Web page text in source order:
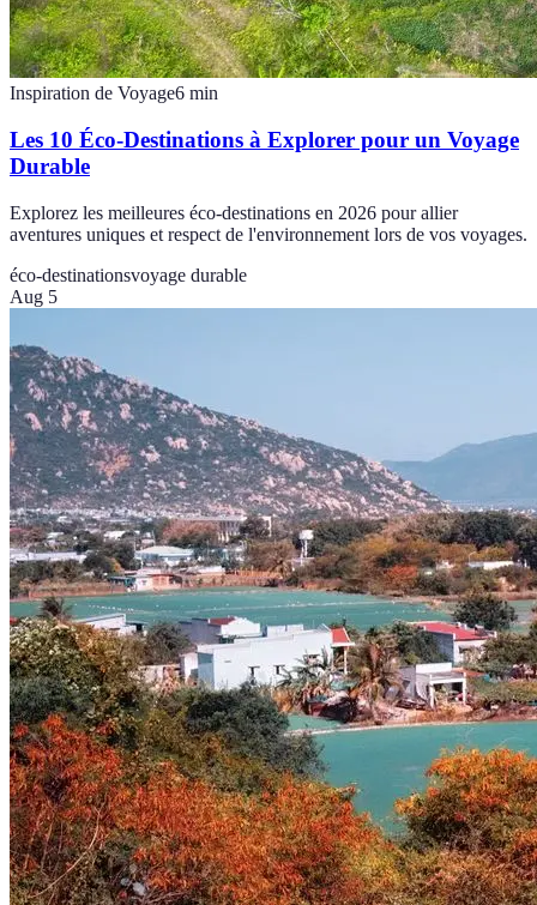
Inspiration de Voyage6 min
Les 10 Éco-Destinations à Explorer pour un Voyage
Durable
Explorez les meilleures éco-destinations en 2026 pour allier
aventures uniques et respect de l'environnement lors de vos voyages.
éco-destinationsvoyage durable
Aug 5